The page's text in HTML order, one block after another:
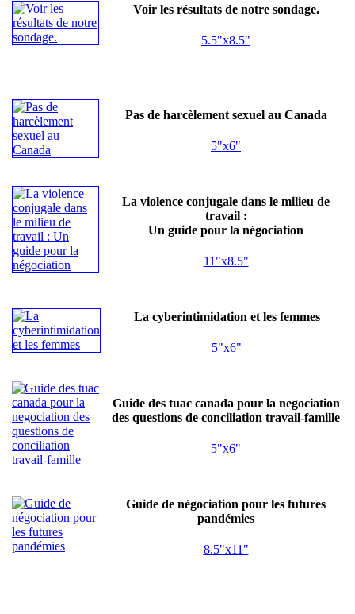
Voir les résultats de notre sondage.
5.5"x8.5"
Pas de harcèlement sexuel au Canada
5"x6"
La violence conjugale dans le milieu de
travail :
Un guide pour la négociation
11"x8.5"
La cyberintimidation et les femmes
5"x6"
Guide des tuac canada pour la negociation
des questions de conciliation travail-famille
5"x6"
Guide de négociation pour les futures
pandémies
8.5"x11"